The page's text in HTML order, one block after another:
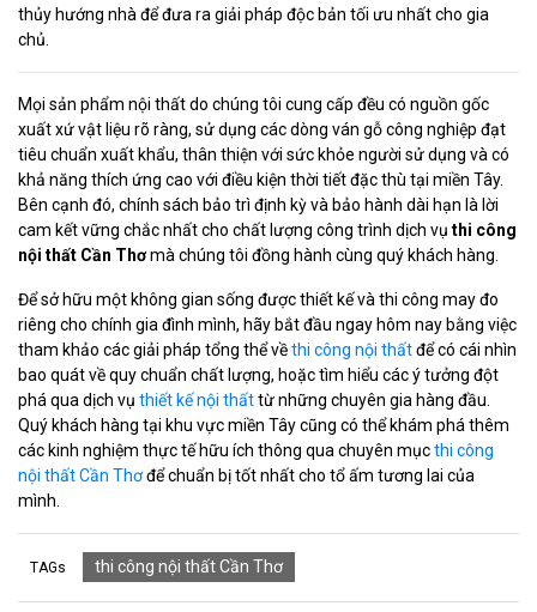
thủy hướng nhà để đưa ra giải pháp độc bản tối ưu nhất cho gia
chủ.
Mọi sản phẩm nội thất do chúng tôi cung cấp đều có nguồn gốc
xuất xứ vật liệu rõ ràng, sử dụng các dòng ván gỗ công nghiệp đạt
tiêu chuẩn xuất khẩu, thân thiện với sức khỏe người sử dụng và có
khả năng thích ứng cao với điều kiện thời tiết đặc thù tại miền Tây.
Bên cạnh đó, chính sách bảo trì định kỳ và bảo hành dài hạn là lời
cam kết vững chắc nhất cho chất lượng công trình dịch vụ thi công
nội thất Cần Thơmà chúng tôi đồng hành cùng quý khách hàng.
Để sở hữu một không gian sống được thiết kế và thi công may đo
riêng cho chính gia đình mình, hãy bắt đầu ngay hôm nay bằng việc
tham khảo các giải pháp tổng thể vềthi công nội thấtđể có cái nhìn
bao quát về quy chuẩn chất lượng, hoặc tìm hiểu các ý tưởng đột
phá qua dịch vụ thiết kế nội thấttừ những chuyên gia hàng đầu.
Quý khách hàng tại khu vực miền Tây cũng có thể khám phá thêm
các kinh nghiệm thực tế hữu ích thông qua chuyên mụcthi công
nội thất Cần Thơđể chuẩn bị tốt nhất cho tổ ấm tương lai của
mình.
TAGs thi công nội thất Cần Thơ